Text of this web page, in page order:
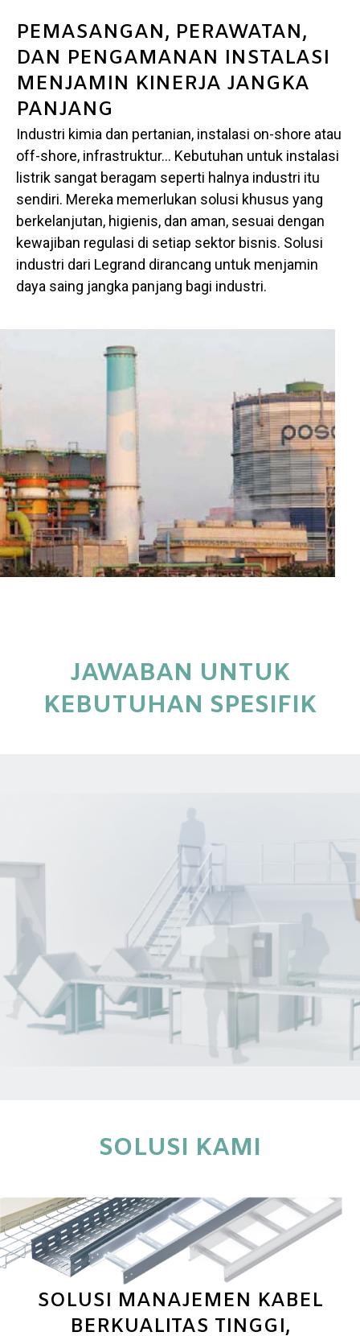
PEMASANGAN, PERAWATAN,
DAN PENGAMANAN INSTALASI
MENJAMIN KINERJA JANGKA
PANJANG
Industri kimia dan pertanian, instalasi on-shore atau
off-shore, infrastruktur… Kebutuhan untuk instalasi
listrik sangat beragam seperti halnya industri itu
sendiri. Mereka memerlukan solusi khusus yang
berkelanjutan, higienis, dan aman, sesuai dengan
kewajiban regulasi di setiap sektor bisnis. Solusi
industri dari Legrand dirancang untuk menjamin
daya saing jangka panjang bagi industri.
JAWABAN UNTUK
KEBUTUHAN SPESIFIK
SOLUSI KAMI
SOLUSI MANAJEMEN KABEL
BERKUALITAS TINGGI,